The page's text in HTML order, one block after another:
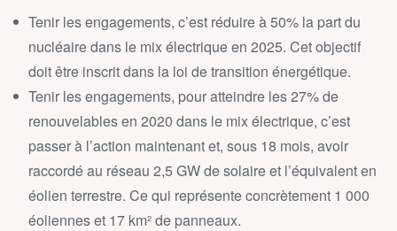
Tenir les engagements, c’est réduire à 50% la part du
nucléaire dans le mix électrique en 2025. Cet objectif
doit être inscrit dans la loi de transition énergétique.
Tenir les engagements, pour atteindre les 27% de
renouvelables en 2020 dans le mix électrique, c’est
passer à l’action maintenant et, sous 18 mois, avoir
raccordé au réseau 2,5 GW de solaire et l’équivalent en
éolien terrestre. Ce qui représente concrètement 1 000
éoliennes et 17 km² de panneaux.